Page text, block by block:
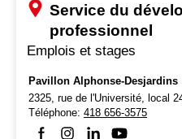
Service du
professionnel
Emplois et stages
Pavillon Alphonse-Desjardins
2325, rue de l'Université, local
Téléphone: 418 656-3575
Suivez-nous sur Facebook
Suivez-nous sur
Suivez-nous sur
Suivez-nous